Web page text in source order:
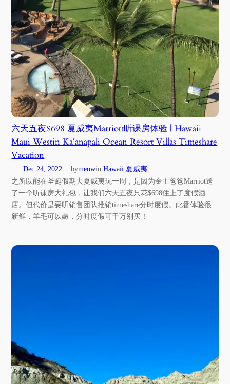
六天五夜$698 夏威夷Marriott听课房体验 | Hawaii
Maui Westin Kāʻanapali Ocean Resort Villas Timeshare
Vacation
Dec 24, 2022—bymeowin Hawaii 夏威夷
之所以能在圣诞假期去夏威夷玩一周，是因为金主爸爸Marriot送
了一个听课房大礼包，让我们六天五夜只花$698住上了度假酒
店。但代价是要听销售团队推销timeshare分时度假。此番体验很
新鲜，羊毛可以薅，分时度假可千万别买！